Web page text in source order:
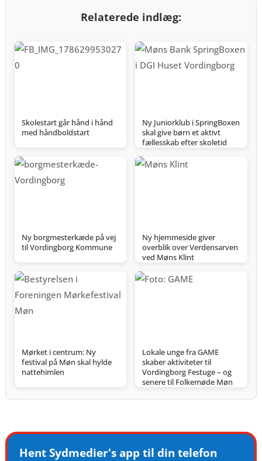
Relaterede indlæg:
Skolestart går hånd i hånd
med håndboldstart
Ny Juniorklub i SpringBoxen
skal give børn et aktivt
fællesskab efter skoletid
Ny borgmesterkæde på vej
til Vordingborg Kommune
Ny hjemmeside giver
overblik over Verdensarven
ved Møns Klint
Mørket i centrum: Ny
festival på Møn skal hylde
nattehimlen
Lokale unge fra GAME
skaber aktiviteter til
Vordingborg Festuge – og
senere til Folkemøde Møn
Hent Sydmedier's app til din telefon